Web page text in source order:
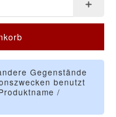
Gegenstände
benutzt
/